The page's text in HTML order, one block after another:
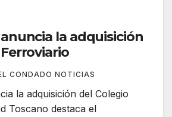
la adquisición
CONDADO NOTICIAS
la adquisición del Colegio
Toscano destaca el